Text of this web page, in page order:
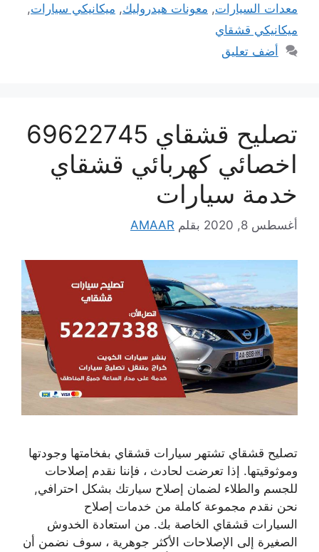
معدات السيارات, معونات هيدروليك, ميكانيكي سيارات,
ميكانيكي قشقاي
أضف تعليق
تصليح قشقاي 69622745
اخصائي كهربائي قشقاي
خدمة سيارات
أغسطس 8, 2020 بقلم AMAAR
تصليح قشقاي تشتهر سيارات قشقاي بفخامتها وجودتها
وموثوقيتها. إذا تعرضت لحادث ، فإننا نقدم إصلاحات
للجسم والطلاء لضمان إصلاح سيارتك بشكل احترافي,
نحن نقدم مجموعة كاملة من خدمات إصلاح
السيارات قشقاي الخاصة بك. من استعادة الخدوش
الصغيرة إلى الإصلاحات الأكثر جوهرية ، سوف نضمن أن